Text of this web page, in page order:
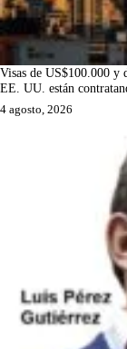
Visas de US$100.000 y
EE. UU. están
4 agosto, 2026